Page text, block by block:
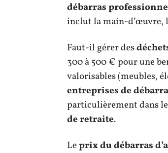
débarras
inclut la main-d’œuvre,
Faut-il gérer des
300 à 500 € pour une
valorisables (meubles,
entreprises de
particulièrement dans
de retraite.
Leprix du débarras